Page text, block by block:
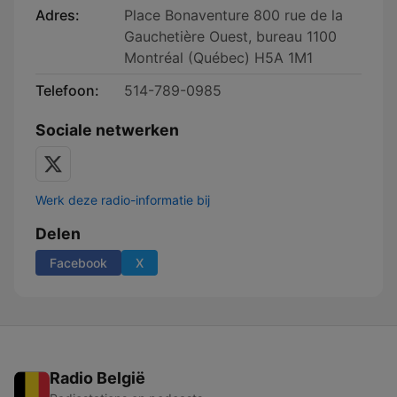
Adres:
Place Bonaventure 800 rue de la
Gauchetière Ouest, bureau 1100
Montréal (Québec) H5A 1M1
Telefoon:
514-789-0985
Sociale netwerken
Werk deze radio-informatie bij
Delen
Facebook X
Radio België